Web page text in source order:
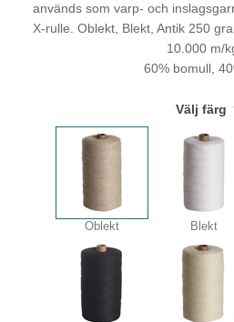
används som varp- och
X-rulle. Oblekt, Blekt, Antik 250
10.000 m/
60% bomull,
Välj färg
Oblekt Blekt